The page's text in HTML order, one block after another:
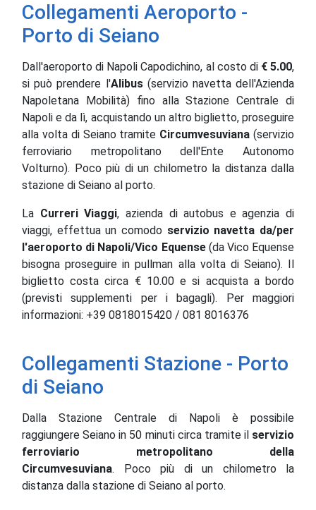
Collegamenti Aeroporto -
Porto di Seiano
Dall'aeroporto di Napoli Capodichino, al costo di € 5.00,
si può prendere l'Alibus(servizio navetta dell'Azienda
Napoletana Mobilità) fino alla Stazione Centrale di
Napoli e da lì, acquistando un altro biglietto, proseguire
alla volta di Seiano tramite Circumvesuviana (servizio
ferroviario metropolitano dell'Ente Autonomo
Volturno). Poco più di un chilometro la distanza dalla
stazione di Seiano al porto.
La Curreri Viaggi, azienda di autobus e agenzia di
viaggi, effettua un comodo servizio navetta da/per
l'aeroporto di Napoli/Vico Equense (da Vico Equense
bisogna proseguire in pullman alla volta di Seiano). Il
biglietto costa circa € 10.00 e si acquista a bordo
(previsti supplementi per i bagagli). Per maggiori
informazioni: +39 0818015420 / 081 8016376
Collegamenti Stazione - Porto
di Seiano
Dalla Stazione Centrale di Napoli è possibile
raggiungere Seiano in 50 minuti circa tramite il servizio
ferroviario metropolitano della
Circumvesuviana. Poco più di un chilometro
la
distanza dalla stazione di Seiano al porto.